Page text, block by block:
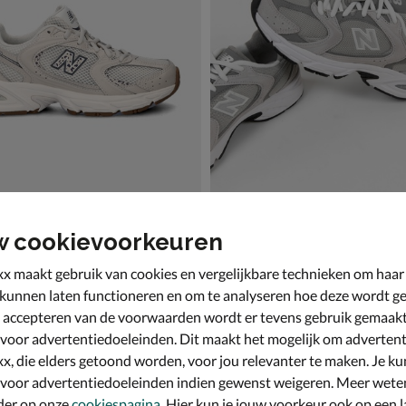
530 Sea Salt Leopard New Balance 530
€ 129,99
129,99
cookievoorkeuren
maakt gebruik van cookies en vergelijkbare technieken om
laten functioneren en om te analyseren hoe deze wordt
van de voorwaarden wordt er tevens gebruik
advertentiedoeleinden. Dit maakt het mogelijk om
die elders getoond worden, voor jou relevanter te maken. Je
advertentiedoeleinden indien gewenst weigeren. Meer